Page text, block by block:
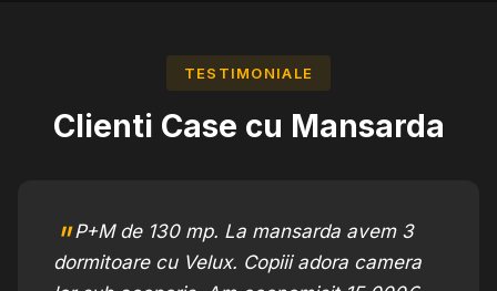
TESTIMONIALE
Clienti Case cu Mansarda
P+M de 130 mp. La mansarda avem 3
dormitoare cu Velux. Copiii adora camera